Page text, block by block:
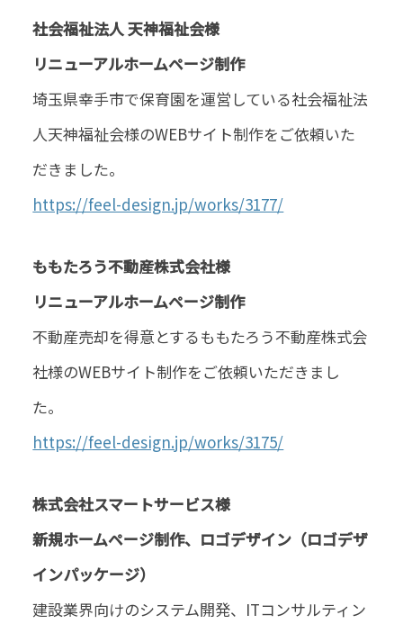
社会福祉法人 天神福祉会様
リニューアルホームページ制作
埼玉県幸手市で保育園を運営している社会福祉法
人天神福祉会様のWEBサイト制作をご依頼いた
だきました。
https://feel-design.jp/works/3177/
ももたろう不動産株式会社様
リニューアルホームページ制作
不動産売却を得意とするももたろう不動産株式会
社様のWEBサイト制作をご依頼いただきまし
た。
https://feel-design.jp/works/3175/
株式会社スマートサービス様
新規ホームページ制作、ロゴデザイン（ロゴデザ
インパッケージ）
建設業界向けのシステム開発、ITコンサルティン